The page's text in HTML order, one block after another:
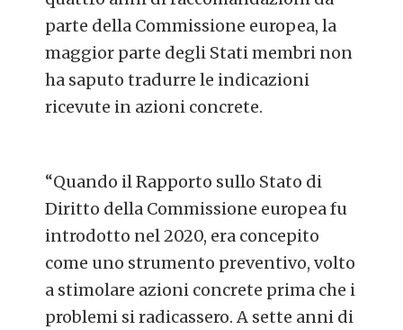
parte della Commissione europea, la
maggior parte degli Stati membri non
ha saputo tradurre le indicazioni
ricevute in azioni concrete.
“Quando il Rapporto sullo Stato di
Diritto della Commissione europea fu
introdotto nel 2020, era concepito
come uno strumento preventivo, volto
a stimolare azioni concrete prima che i
problemi si radicassero. A sette anni di